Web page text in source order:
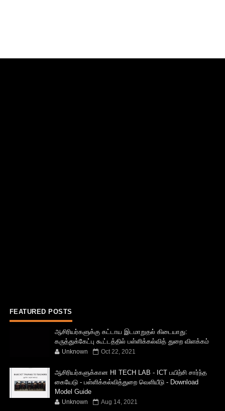
FEATURED POSTS
ஆசிரியர்களுக்கு கட்டாய இடமாறுதல் கிடையாது:
கருத்துக்கேட்பு கூட்டத்தில் பள்ளிக்கல்வித் துறை விளக்கம்
Unknown Oct 22, 2021
ஆசிரியர்களுக்கான HI TECH LAB - ICT பயிற்சி சார்ந்த
கையேடு - பள்ளிக்கல்வித்துறை வெளியீடு - Download
Model Guide
Unknown Aug 14, 2021